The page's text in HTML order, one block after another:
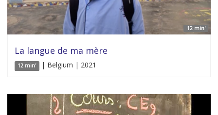
12 min'
La langue de ma mère
12 min' | Belgium | 2021